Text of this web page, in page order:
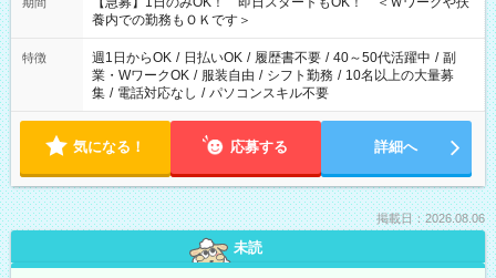
養内での勤務もＯＫです＞
特徴 週1日からOK / 日払いOK / 履歴書不要 / 40～50代活躍中 / 副
業・WワークOK / 服装自由 / シフト勤務 / 10名以上の大量募
集 / 電話対応なし / パソコンスキル不要
気になる！ 応募する 詳細へ
掲載日：2026.08.06
未読